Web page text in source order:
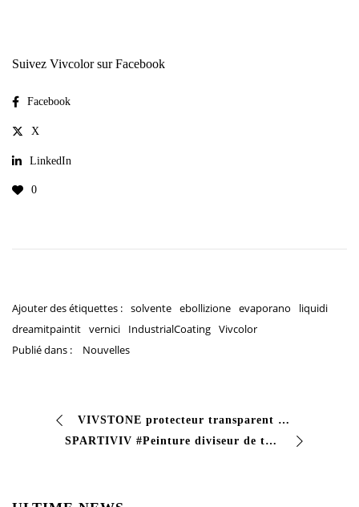
Suivez Vivcolor sur Facebook
Facebook
X
LinkedIn
0
Ajouter des étiquettes : solvente ebollizione evaporano
liquidi
dreamitpaintit vernici IndustrialCoating Vivcolor
Publié dans :
Nouvelles
VIVSTONE protecteur transparent pour la pierre. Solvant filmogène protecteur transparent # hydrofuge. Protège et consolide les murs en béton de pierres apparentes…
SPARTIVIV #Peinture diviseur de trafic pour signalisation horizontale #Peinture synthétique à séchage rapide avec une bonne couverture et résistance aux agents…